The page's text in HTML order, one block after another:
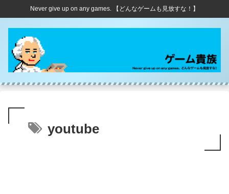
Never give up on any games. 【どんなゲームも見放すな！】
youtube